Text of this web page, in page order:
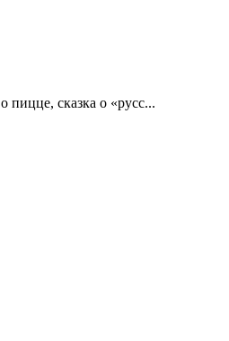
сказка о «русс...